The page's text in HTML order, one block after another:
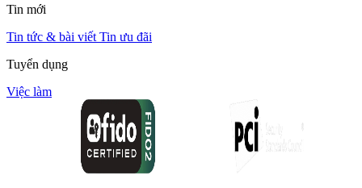
Tin mới
Tin tức & bài viết Tin ưu đãi
Tuyển dụng
Việc làm